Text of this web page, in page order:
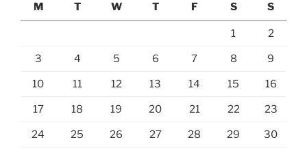
M
T W T F S S
1 2
3 4 5 6 7 8 9
10 11 12 13 14 15 16
17 18 19 20 21 22 23
24 25 26 27 28 29 30